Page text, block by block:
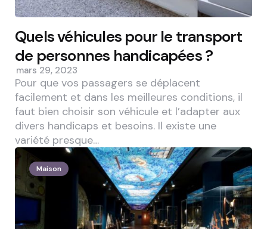
Quels véhicules pour le transport
de personnes handicapées ?
mars 29, 2023
Pour que vos passagers se déplacent
facilement et dans les meilleures conditions, il
faut bien choisir son véhicule et l’adapter aux
divers handicaps et besoins. Il existe une
variété presque…
Maison